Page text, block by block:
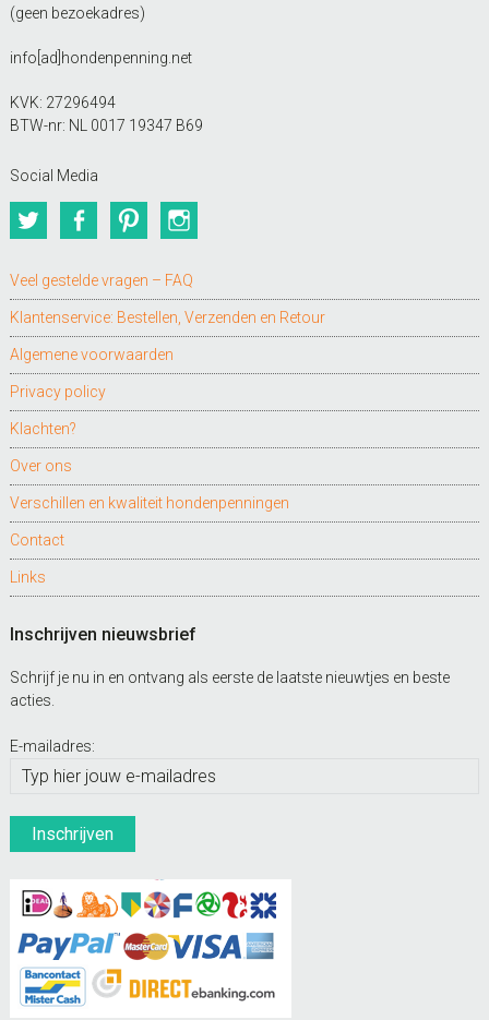
(geen bezoekadres)
info[ad]hondenpenning.net
KVK: 27296494
BTW-nr: NL 0017 19347 B69
Social Media
TwitterFacebookPinterest
Veel gestelde vragen – FAQ
Klantenservice: Bestellen, Verzenden en Retour
Algemene voorwaarden
Privacy policy
Klachten?
Over ons
Verschillen en kwaliteit hondenpenningen
Contact
Links
Inschrijven nieuwsbrief
Schrijf je nu in en ontvang als eerste de laatste nieuwtjes en beste
acties.
E-mailadres: